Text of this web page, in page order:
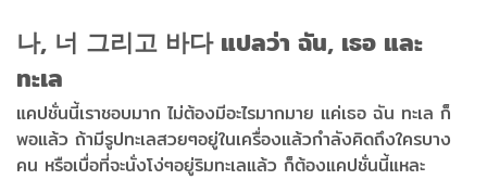
나, 너 그리고 바다 แปลว่า ฉัน, เธอ และ
ทะเล
แคปชั่นนี้เราชอบมาก ไม่ต้องมีอะไรมากมาย แค่เธอ ฉัน ทะเล ก็
พอแล้ว ถ้ามีรูปทะเลสวยๆอยู่ในเครื่องแล้วกำลังคิดถึงใครบาง
คน หรือเบื่อที่จะนั่งโง่ๆอยู่ริมทะเลแล้ว ก็ต้องแคปชั่นนี้แหละ